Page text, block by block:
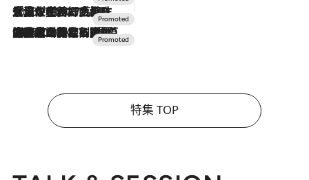
2026.7.17
「土佐和ハーブかき氷」がOMO7高知に登場！生姜、山椒、大葉など目にも舌にも涼を呼ぶ郷土の味
2026.7.10
NEW OPEN！【界 草津】名湯の地に誕生。趣の異なる2種の温泉と上州ならではの会席・蕎麦割烹など美食を味わう究極の癒やし旅
特集 TOP